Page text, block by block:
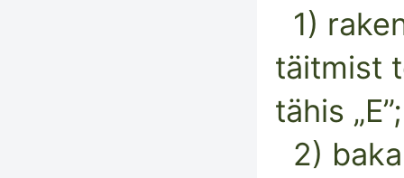
1)
täitmist
tähis „E”;
2)